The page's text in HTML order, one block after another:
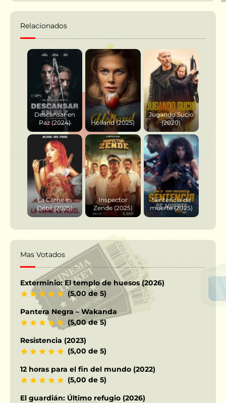
Relacionados
Descansar en
Paz (2024)
Holland (2025)
Jugando Sucio
(2020)
La Carne es
Débil (2025)
Inspector
Zende (2025)
Sentencia de
muerte (2025)
Mas Votados
Exterminio: El templo de huesos (2026)
(5,00 de 5)
Pantera Negra – Wakanda
(5,00 de 5)
Resistencia (2023)
(5,00 de 5)
12 horas para el fin del mundo (2022)
(5,00 de 5)
El guardián: Último refugio (2026)